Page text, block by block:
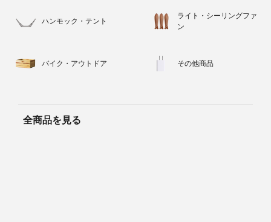
ハンモック・テント
ライト・シーリングファ
ン
バイク・アウトドア その他商品
全商品を見る